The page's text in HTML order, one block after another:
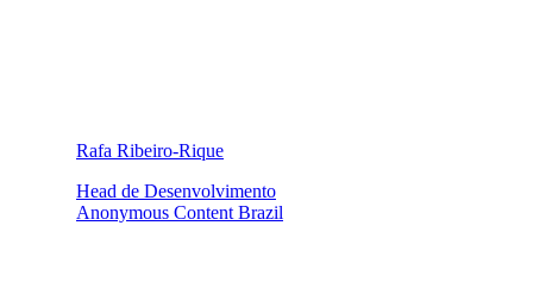
Rafa Ribeiro-Rique
Head de Desenvolvimento
Anonymous Content Brazil